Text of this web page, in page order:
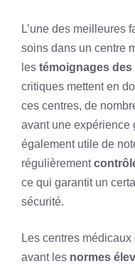
L’une des meilleures
soins dans un centre
les témoignages
critiques mettent en
ces centres, de
avant une expérience
également utile de
régulièrement
ce qui garantit un
sécurité.
Les centres
avant les normes